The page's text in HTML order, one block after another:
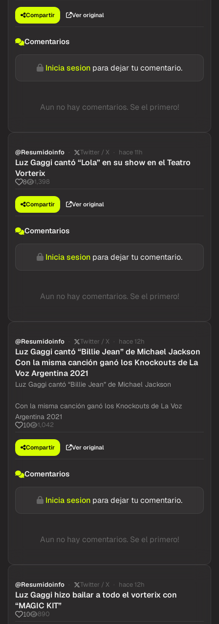
Compartir Ver original
Comentarios
Inicia sesion para dejar tu comentario.
Aun no hay comentarios. Se el primero!
@Resumidoinfo Twitter / X hace 11h
Luz Gaggi cantó “Lola” en su show en el Teatro
Vorterix
8 1,398
Compartir Ver original
Comentarios
Inicia sesion para dejar tu comentario.
Aun no hay comentarios. Se el primero!
@Resumidoinfo Twitter / X hace 12h
Luz Gaggi cantó “Billie Jean” de Michael Jackson
Con la misma canción ganó los Knockouts de La
Voz Argentina 2021
Luz Gaggi cantó “Billie Jean” de Michael Jackson
Con la misma canción ganó los Knockouts de La Voz
Argentina 2021
10 1,042
Compartir Ver original
Comentarios
Inicia sesion para dejar tu comentario.
Aun no hay comentarios. Se el primero!
@Resumidoinfo Twitter / X hace 12h
Luz Gaggi hizo bailar a todo el vorterix con
“MAGIC KIT”
10 890